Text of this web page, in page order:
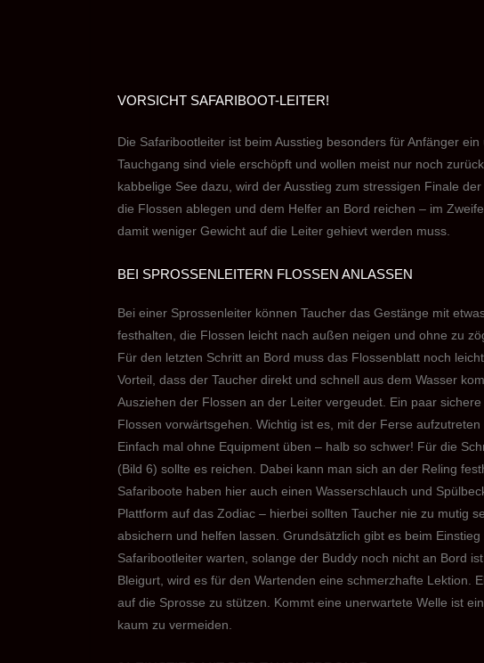
VORSICHT SAFARIBOOT-LEITER!
Die Safaribootleiter ist beim Ausstieg besonders für Anfänger
Tauchgang sind viele erschöpft und wollen meist nur noch
kabbelige See dazu, wird der Ausstieg zum stressigen Finale
die Flossen ablegen und dem Helfer an Bord reichen – im
damit weniger Gewicht auf die Leiter gehievt werden muss.
BEI SPROSSENLEITERN FLOSSEN ANLASSEN
Bei einer Sprossenleiter können Taucher das Gestänge mit
festhalten, die Flossen leicht nach außen neigen und ohne zu
Für den letzten Schritt an Bord muss das Flossenblatt noch
Vorteil, dass der Taucher direkt und schnell aus dem Wasser
Ausziehen der Flossen an der Leiter vergeudet. Ein paar
Flossen vorwärtsgehen. Wichtig ist es, mit der Ferse
Einfach mal ohne Equipment üben – halb so schwer! Für die
(Bild 6) sollte es reichen. Dabei kann man sich an der Reling
Safariboote haben hier auch einen Wasserschlauch und
Plattform auf das Zodiac – hierbei sollten Taucher nie zu mutig
absichern und helfen lassen. Grundsätzlich gibt es beim
Safaribootleiter warten, solange der Buddy noch nicht an Bord
Bleigurt, wird es für den Wartenden eine schmerzhafte Lektion.
auf die Sprosse zu stützen. Kommt eine unerwartete Welle ist
kaum zu vermeiden.